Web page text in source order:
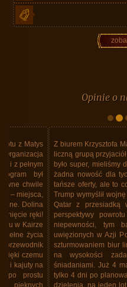
Opinie o
Z biurem Krzysztofa Matysa
liczną grupą przyjaciół
było super, mieliśmy dobre
żadna nowość dla tych, którzy
tańsze oferty, ale to co
Trump wymyślił wojnę z Iranem
Qatar z przesiadką w porcie
perspektywy powrotu do
niepewności, tym bardziej,
uwięzionych w Azji Poludniowo-
szturmowaniem biur linii
na wysokości zadania.
śniadaniami. Już 4 marca było
tylko 4 dni po planowanym
dzielenia, na jeden lot, który